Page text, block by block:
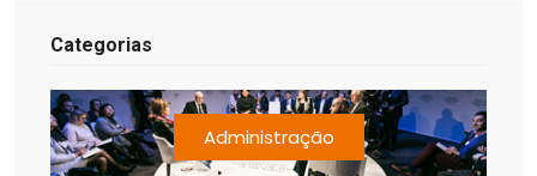
Categorias
Administração